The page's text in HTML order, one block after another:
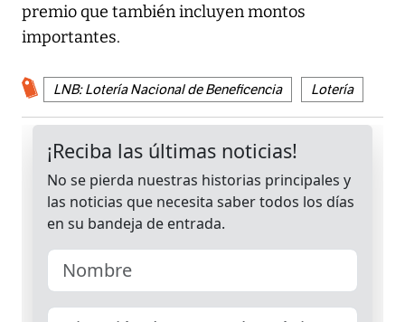
premio que también incluyen montos
importantes.
LNB: Lotería Nacional de Beneficencia Lotería